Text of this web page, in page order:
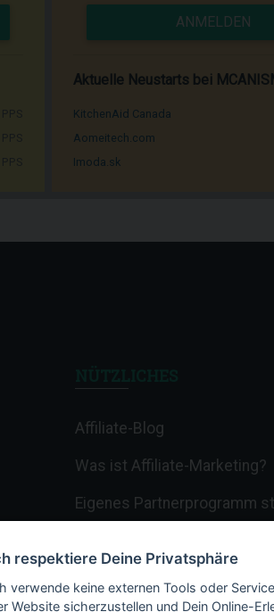
ANMELDEN
Aktuelle Neustarts bei
KitchenAid Canada
Aomeitech.com
Imoda.sk
Affiliate-Blog
Was ist Affiliate-Marketing?
Eigenes Partnerprogramm
Termine & Veranstaltungen
respektiere Deine Privatsphäre
verwende keine externen Tools oder
Website sicherzustellen und Dein Online-